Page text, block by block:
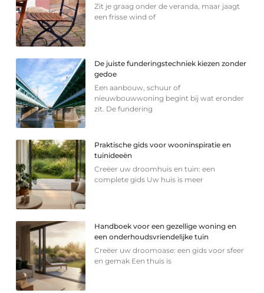
Zit je graag onder de veranda, maar jaagt
een frisse wind of
De juiste funderingstechniek kiezen zonder
gedoe
Een aanbouw, schuur of
nieuwbouwwoning begint bij wat eronder
zit. De fundering
Praktische gids voor wooninspiratie en
tuinideeën
Creëer uw droomhuis en tuin: een
complete gids Uw huis is meer
Handboek voor een gezellige woning en
een onderhoudsvriendelijke tuin
Creëer uw droomoase: een gids voor sfeer
en gemak Een thuis is